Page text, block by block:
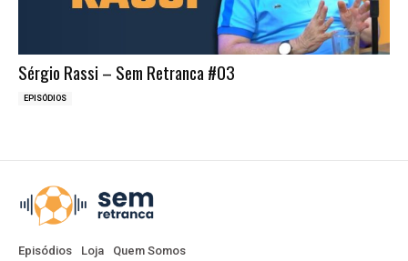
Sérgio Rassi – Sem Retranca #03
EPISÓDIOS
Episódios Loja Quem Somos